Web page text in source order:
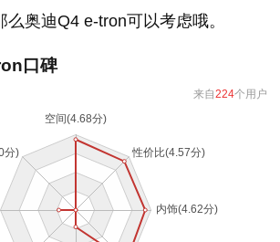
奥迪Q4 e-tron可以考虑哦。
口碑
来自224个用户